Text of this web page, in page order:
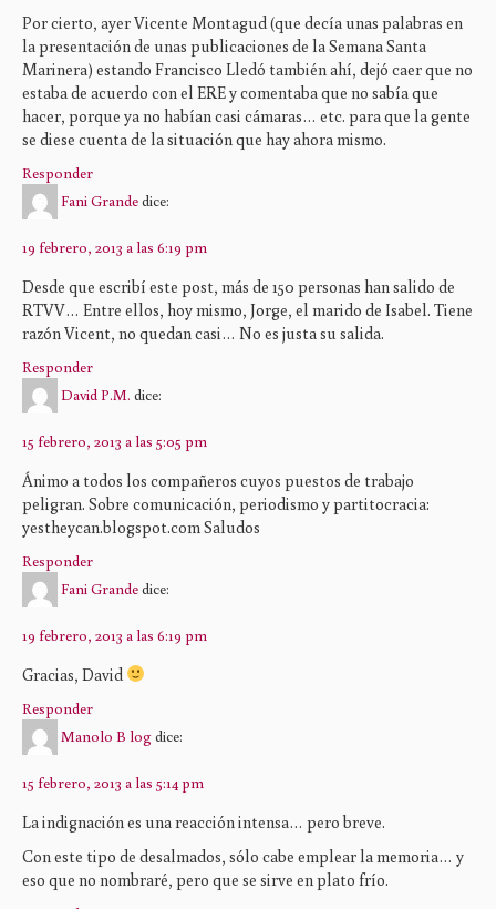
Por cierto, ayer Vicente Montagud (que decía unas palabras en
la presentación de unas publicaciones de la Semana Santa
Marinera) estando Francisco Lledó también ahí, dejó caer que no
estaba de acuerdo con el ERE y comentaba que no sabía que
hacer, porque ya no habían casi cámaras… etc. para que la gente
se diese cuenta de la situación que hay ahora mismo.
Responder
Fani Grandedice:
19 febrero, 2013 a las 6:19 pm
Desde que escribí este post, más de 150 personas han salido de
RTVV… Entre ellos, hoy mismo, Jorge, el marido de Isabel. Tiene
razón Vicent, no quedan casi… No es justa su salida.
Responder
David P.M. dice:
15 febrero, 2013 a las 5:05 pm
Ánimo a todos los compañeros cuyos puestos de trabajo
peligran. Sobre comunicación, periodismo y partitocracia:
yestheycan.blogspot.com Saludos
Responder
Fani Grandedice:
19 febrero, 2013 a las 6:19 pm
Gracias, David
Responder
Manolo B logdice:
15 febrero, 2013 a las 5:14 pm
La indignación es una reacción intensa… pero breve.
Con este tipo de desalmados, sólo cabe emplear la memoria… y
eso que no nombraré, pero que se sirve en plato frío.